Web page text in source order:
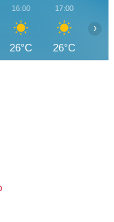
16:00
26°C
17:00
26°C
›